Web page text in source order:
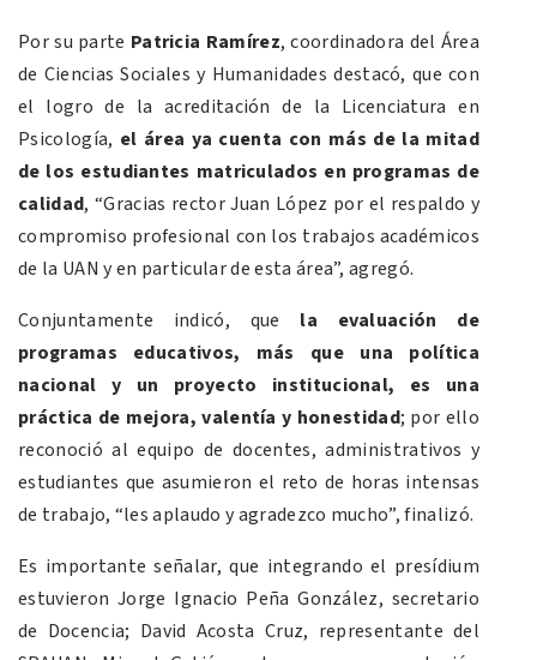
Por su parte Patricia Ramírez, coordinadora del Área
de Ciencias Sociales y Humanidades destacó, que con
el logro de la acreditación de la Licenciatura en
Psicología, el área ya cuenta con más de la mitad
de los estudiantes matriculados en programas de
calidad, “Gracias rector Juan López por el respaldo y
compromiso profesional con los trabajos académicos
de la UAN y en particular de esta área”, agregó.
Conjuntamente indicó, que la evaluación de
programas educativos, más que una política
nacional y un proyecto institucional, es una
práctica de mejora, valentía y honestidad; por ello
reconoció al equipo de docentes, administrativos y
estudiantes que asumieron el reto de horas intensas
de trabajo, “les aplaudo y agradezco mucho”, finalizó.
Es importante señalar, que integrando el presídium
estuvieron Jorge Ignacio Peña González, secretario
de Docencia; David Acosta Cruz, representante del